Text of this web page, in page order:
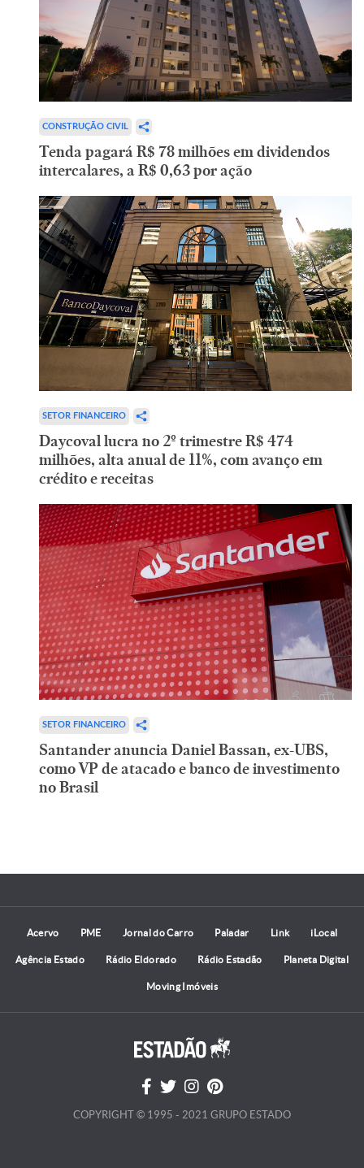
CONSTRUÇÃO CIVIL
Tenda pagará R$ 78 milhões em dividendos
intercalares, a R$ 0,63 por ação
SETOR FINANCEIRO
Daycoval lucra no 2º trimestre R$ 474
milhões, alta anual de 11%, com avanço em
crédito e receitas
SETOR FINANCEIRO
Santander anuncia Daniel Bassan, ex-UBS,
como VP de atacado e banco de investimento
no Brasil
Acervo PME Jornal do Carro Paladar Link iLocal
Agência Estado Rádio Eldorado Rádio Estadão Planeta Digital
Moving Imóveis
COPYRIGHT © 1995 - 2021 GRUPO ESTADO